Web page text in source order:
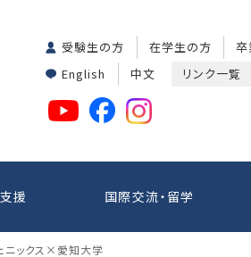
受験生の方 在学生の方
English
中文 リンク一覧
援 国際交流・留学
ニックス×愛知大学